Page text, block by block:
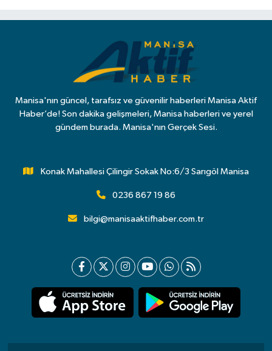
Manisa'nın güncel, tarafsız ve güvenilir haberleri Manisa Aktif
Haber’de! Son dakika gelişmeleri, Manisa haberleri ve yerel
gündem burada. Manisa'nın Gerçek Sesi.
Konak Mahallesi Çilingir Sokak No:6/3 Sarıgöl Manisa
0236 867 19 86
bilgi@manisaaktifhaber.com.tr